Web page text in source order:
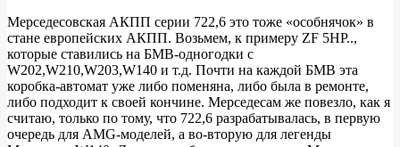
Мерседесовская АКПП серии 722,6 это тоже «особнячок» в
стане европейских АКПП. Возьмем, к примеру ZF 5HP..,
которые ставились на БМВ-одногодки с
W202,W210,W203,W140 и т.д. Почти на каждой БМВ эта
коробка-автомат уже либо поменяна, либо была в ремонте,
либо подходит к своей кончине. Мерседесам же повезло, как я
считаю, только по тому, что 722,6 разрабатывалась, в первую
очередь для AMG-моделей, а во-вторую для легенды